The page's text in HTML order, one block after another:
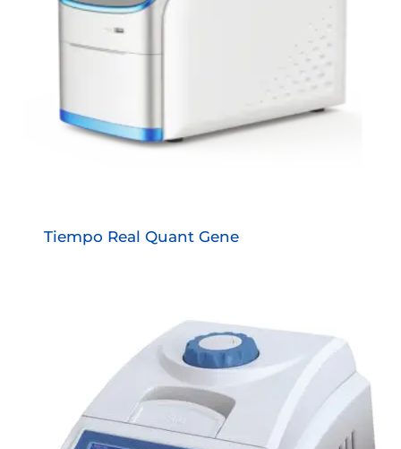
Tiempo Real Quant Gene